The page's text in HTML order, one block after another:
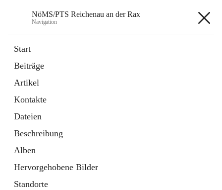
NöMS/PTS Reichenau an der Rax
Navigation
Start
Beiträge
Artikel
Kontakte
Dateien
Beschreibung
Alben
Hervorgehobene Bilder
Standorte
Hans Lanner Regionalmusik Schulverband
öffnet
in
neuem
Tab
Externe Webseite
in
Tab